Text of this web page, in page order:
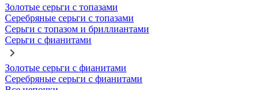
Золотые серьги с топазами
Серебряные серьги с топазами
Серьги с топазом и бриллиантами
Серьги с фианитами
Золотые серьги с фианитами
Серебряные серьги с фианитами